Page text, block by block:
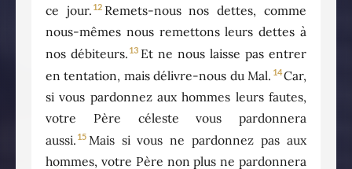
ce jour. 12 Remets-nous nos dettes, comme
nous-mêmes nous remettons leurs dettes à
nos débiteurs. 13 Et ne nous laisse pas entrer
en tentation, mais délivre-nous du Mal. 14Car,
si vous pardonnez aux hommes leurs fautes,
votre Père céleste vous pardonnera
aussi. 15 Mais si vous ne pardonnez pas aux
hommes, votre Père non plus ne pardonnera